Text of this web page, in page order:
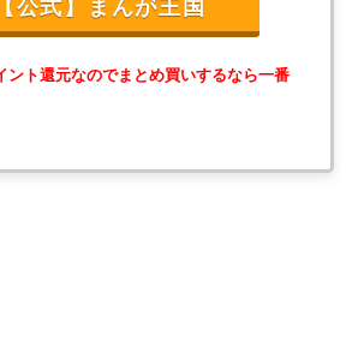
【公式】まんが王国
ト還元なのでまとめ買いするなら一番